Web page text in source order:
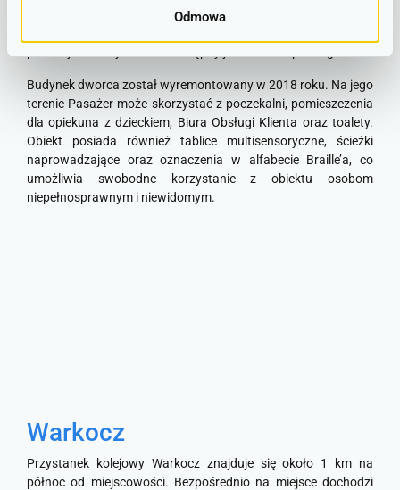
Odmowa
z obszaru miasta zapewnia komunikacja miejska, zaś z
Budynek dworca został wyremontowany w 2018 roku. Na jego
terenie Pasażer może skorzystać z poczekalni, pomieszczenia
dla opiekuna z dzieckiem, Biura Obsługi Klienta oraz toalety.
Obiekt posiada również tablice multisensoryczne, ścieżki
naprowadzające oraz oznaczenia w alfabecie Braille’a, co
umożliwia swobodne korzystanie z obiektu osobom
niepełnosprawnym i niewidomym.
Warkocz
Przystanek kolejowy Warkocz znajduje się około 1 km na
północ od miejscowości. Bezpośrednio na miejsce dochodzi